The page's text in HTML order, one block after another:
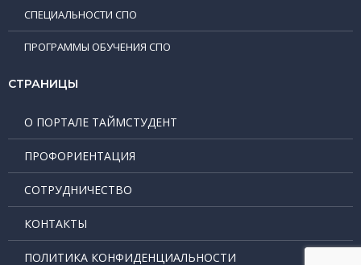
СПЕЦИАЛЬНОСТИ СПО
ПРОГРАММЫ ОБУЧЕНИЯ СПО
СТРАНИЦЫ
О ПОРТАЛЕ ТАЙМСТУДЕНТ
ПРОФОРИЕНТАЦИЯ
СОТРУДНИЧЕСТВО
КОНТАКТЫ
ПОЛИТИКА КОНФИДЕНЦИАЛЬНОСТИ